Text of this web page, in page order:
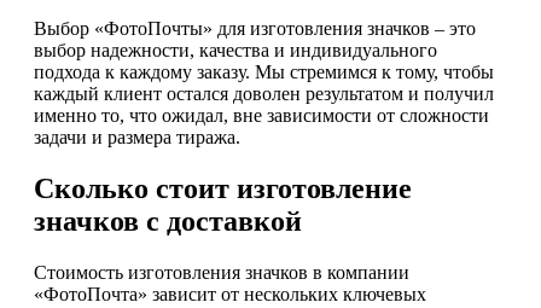
Выбор «ФотоПочты» для изготовления значков – это
выбор надежности, качества и индивидуального
подхода к каждому заказу. Мы стремимся к тому, чтобы
каждый клиент остался доволен результатом и получил
именно то, что ожидал, вне зависимости от сложности
задачи и размера тиража.
Сколько стоит изготовление
значков с доставкой
Стоимость изготовления значков в компании
«ФотоПочта» зависит от нескольких ключевых